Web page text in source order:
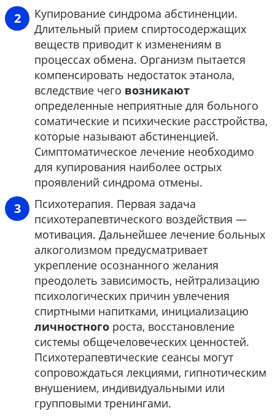
Купирование синдрома абстиненции.
Длительный прием спиртосодержащих
веществ приводит к изменениям в
процессах обмена. Организм пытается
компенсировать недостаток этанола,
вследствие чего возникают
определенные неприятные для больного
соматические и психические расстройства,
которые называют абстиненцией.
Симптоматическое лечение необходимо
для купирования наиболее острых
проявлений синдрома отмены.
Психотерапия. Первая задача
психотерапевтического воздействия —
мотивация. Дальнейшее лечение больных
алкоголизмом предусматривает
укрепление осознанного желания
преодолеть зависимость, нейтрализацию
психологических причин увлечения
спиртными напитками, инициализацию
личностного роста, восстановление
системы общечеловеческих ценностей.
Психотерапевтические сеансы могут
сопровождаться лекциями, гипнотическим
внушением, индивидуальными или
групповыми тренингами.